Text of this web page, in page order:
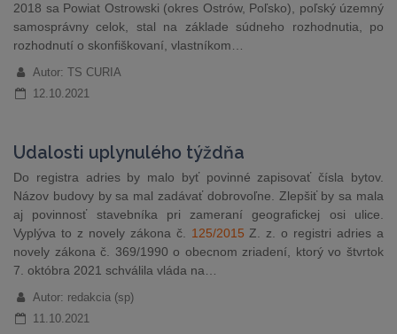
2018 sa Powiat Ostrowski (okres Ostrów, Poľsko), poľský územný
samosprávny celok, stal na základe súdneho rozhodnutia, po
rozhodnutí o skonfiškovaní, vlastníkom…
Autor: TS CURIA
12.10.2021
Udalosti uplynulého týždňa
Do registra adries by malo byť povinné zapisovať čísla bytov.
Názov budovy by sa mal zadávať dobrovoľne. Zlepšiť by sa mala
aj povinnosť stavebníka pri zameraní geografickej osi ulice.
Vyplýva to z novely zákona č. 125/2015 Z. z. o registri adries a
novely zákona č. 369/1990 o obecnom zriadení, ktorý vo štvrtok
7. októbra 2021 schválila vláda na…
Autor: redakcia (sp)
11.10.2021